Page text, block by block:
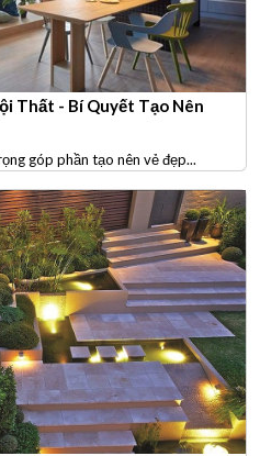
Thất - Bí Quyết Tạo Nên
góp phần tạo nên vẻ đẹp...